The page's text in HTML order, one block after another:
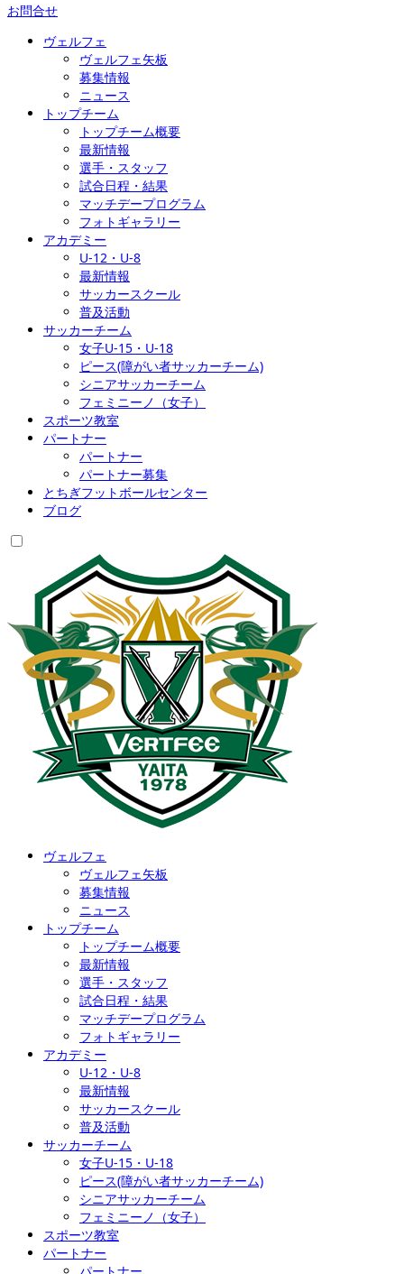
お問合せ
ヴェルフェ
ヴェルフェ矢板
募集情報
ニュース
トップチーム
トップチーム概要
最新情報
選手・スタッフ
試合日程・結果
マッチデープログラム
フォトギャラリー
アカデミー
U-12・U-8
最新情報
サッカースクール
普及活動
サッカーチーム
女子U-15・U-18
ピース(障がい者サッカーチーム)
シニアサッカーチーム
フェミニーノ（女子）
スポーツ教室
パートナー
パートナー
パートナー募集
とちぎフットボールセンター
ブログ
ヴェルフェ
ヴェルフェ矢板
募集情報
ニュース
トップチーム
トップチーム概要
最新情報
選手・スタッフ
試合日程・結果
マッチデープログラム
フォトギャラリー
アカデミー
U-12・U-8
最新情報
サッカースクール
普及活動
サッカーチーム
女子U-15・U-18
ピース(障がい者サッカーチーム)
シニアサッカーチーム
フェミニーノ（女子）
スポーツ教室
パートナー